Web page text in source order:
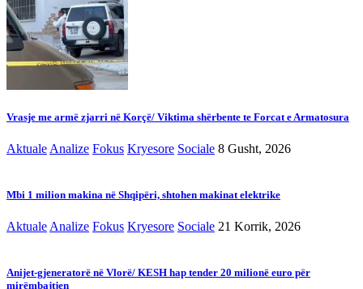
Vrasje me armë zjarri në Korçë/ Viktima shërbente te Forcat e Armatosura
Aktuale Analize Fokus Kryesore Sociale 8 Gusht, 2026
Mbi 1 milion makina në Shqipëri, shtohen makinat elektrike
Aktuale Analize Fokus Kryesore Sociale 21 Korrik, 2026
Anijet-gjeneratorë në Vlorë/ KESH hap tender 20 milionë euro për
mirëmbajtjen